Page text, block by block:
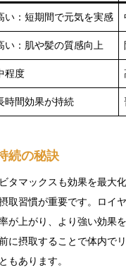
い：短期間で元気を実感
い：肌や髪の質感向上
程度
時間効果が持続
続の秘訣
タマックスも効果を最大
取習慣が重要です。ロイ
が上がり、より強い効果
に摂取することで体内で
もあります。